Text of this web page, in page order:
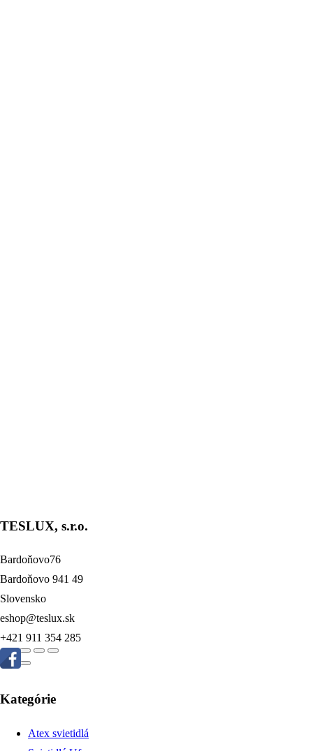
TESLUX, s.r.o.
Bardoňovo76
Bardoňovo 941 49
Slovensko
eshop@teslux.sk
+421 911 354 285
Kategórie
Atex svietidlá
na váš prvý nákup.
id=1]